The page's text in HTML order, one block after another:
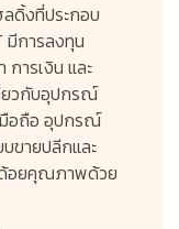
ดิ้งที่ประกอบ
มีการลงทุน
การเงิน และ
ยวกับอุปกรณ์
มือถือ อุปกรณ์
ขายปลีกและ
ด้อยคุณภาพด้วย